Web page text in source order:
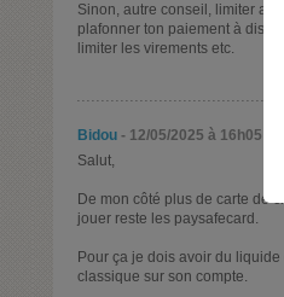
Sinon, autre conseil, limiter au
plafonner ton paiement à
limiter les virements etc.
Bidou - 12/05/2025 à 16h05
Salut,
De mon côté plus de carte de
jouer reste les paysafecard.
Pour ça je dois avoir du
classique sur son compte.